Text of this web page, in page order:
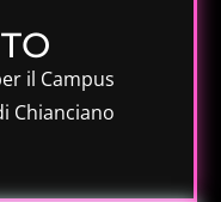
il Campus
Chianciano